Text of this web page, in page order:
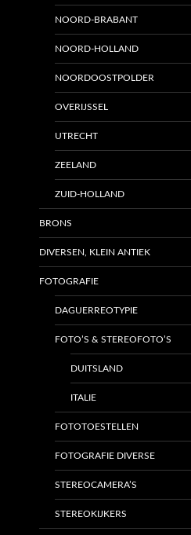
NOORD-BRABANT
NOORD-HOLLAND
NOORDOOSTPOLDER
OVERIJSSEL
UTRECHT
ZEELAND
ZUID-HOLLAND
BRONS
DIVERSEN, KLEIN ANTIEK
FOTOGRAFIE
DAGUERREOTYPIE
FOTO’S & STEREOFOTO’S
DUITSLAND
ITALIE
FOTOTOESTELLEN
FOTOGRAFIE DIVERSE
STEREOCAMERA’S
STEREOKIJKERS